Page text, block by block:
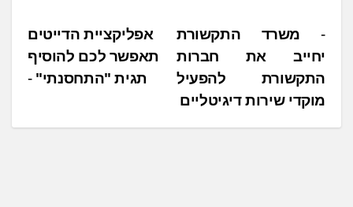
נ
י
ו
אפליקציית הדייטים
תאפשר לכם להוסיף
תגית "התחסנתי"
משרד התקשורת
יחייב את חברות
התקשורת להפעיל
מוקדי שירות דיגיטליים